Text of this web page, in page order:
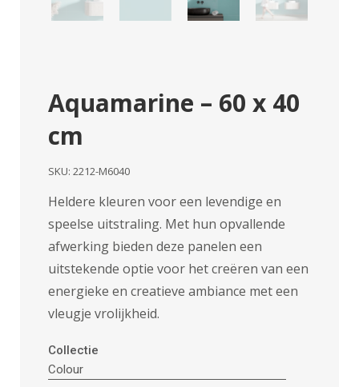
Aquamarine – 60 x 40
cm
SKU: 2212-M6040
Heldere kleuren voor een levendige en
speelse uitstraling. Met hun opvallende
afwerking bieden deze panelen een
uitstekende optie voor het creëren van een
energieke en creatieve ambiance met een
vleugje vrolijkheid.
Collectie
Colour